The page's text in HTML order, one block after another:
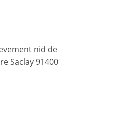
nid de
Saclay 91400